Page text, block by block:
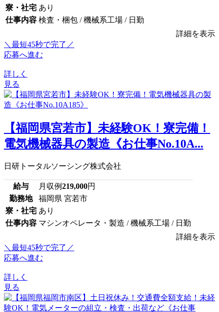
寮・社宅 あり
仕事内容 検査・梱包 / 機械系工場 / 日勤
詳細を表示
＼最短45秒で完了／
応募へ進む
詳しく
見る
【福岡県宮若市】未経験OK！寮完備！
電気機械器具の製造《お仕事No.10A...
日研トータルソーシング株式会社
給与 月収例219,000円
勤務地
福岡県 宮若市
寮・社宅 あり
仕事内容 マシンオペレータ・製造 / 機械系工場 / 日勤
詳細を表示
＼最短45秒で完了／
応募へ進む
詳しく
見る